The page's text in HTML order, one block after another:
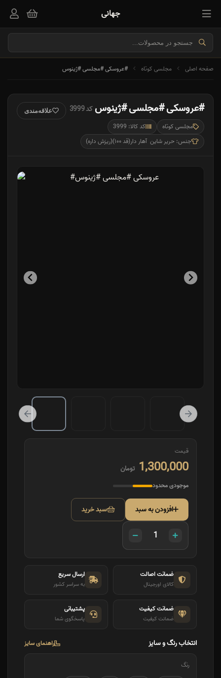
جهانی
صفحه اصلی مجلسی کوتاه #عروسکی #مجلسی #ژینوس
#عروسکی #مجلسی #ژینوسکد 3999
مجلسی کوتاه
کد کالا: 3999
جنس: حریر شاین آهار دار(قد ۱۰۰)(ریزش داره)
علاقه‌مندی
قیمت
1,300,000 تومان
موجودی محدود
افزودن به سبد سبد خرید
ضمانت اصالت
کالای اورجینال
ارسال سریع
به سراسر کشور
ضمانت کیفیت
ضمانت کیفیت
پشتیبانی
پاسخگوی شما
انتخاب رنگ و سایز راهنمای سایز
رنگ